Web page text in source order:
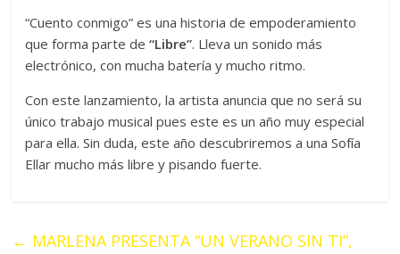
“Cuento conmigo” es una historia de empoderamiento
que forma parte de“Libre”. Lleva un sonido más
electrónico, con mucha batería y mucho ritmo.
Con este lanzamiento, la artista anuncia que no será su
único trabajo musical pues este es un año muy especial
para ella. Sin duda, este año descubriremos a una Sofía
Ellar mucho más libre y pisando fuerte.
← MARLENA PRESENTA “UN VERANO SIN TI”,